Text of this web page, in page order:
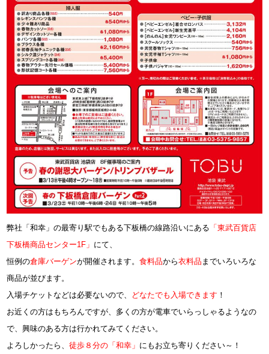
弊社「和幸」の最寄り駅でもある下板橋の線路沿いにある 「東武百貨店
下板橋商品センター1F」 にて、
恒例の倉庫バーゲンが開催されます。食料品から衣料品 までいろいろな
商品が並びます。
入場チケットなどは必要ないので、
どなたでも入場できます ！
お近くの方はもちろんですが、多くの方が電車でいらっしゃるようなの
で、興味のある方は行かれてみてください。
よろしかったら、徒歩８分の「和幸」 にもお立ち寄りください～！